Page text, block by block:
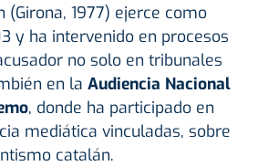
(Girona, 1977) ejerce como
y ha intervenido en procesos
no solo en tribunales
en la Audiencia Nacional
, donde ha participado en
mediática vinculadas, sobre
catalán.